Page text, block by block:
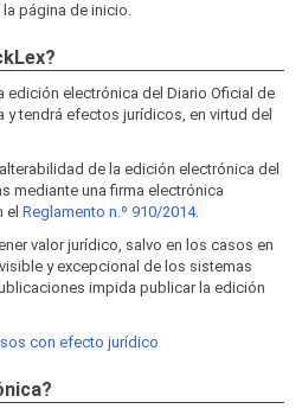
la página de inicio.
edición electrónica del Diario Oficial de
y tendrá efectos jurídicos, en virtud del
de la edición electrónica del
mediante una firma electrónica
el Reglamento n.º 910/2014.
valor jurídico, salvo en los casos en
y excepcional de los sistemas
impida publicar la edición
con efecto jurídico